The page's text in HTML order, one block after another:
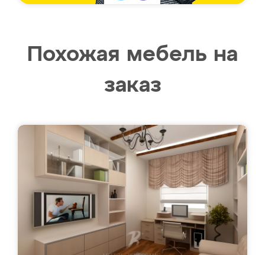
Похожая мебель на
заказ